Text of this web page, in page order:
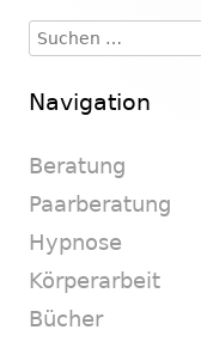
Seitenleiste
Suchen
nach:
Navigation
Beratung
Paarberatung
Hypnose
Körperarbeit
Bücher